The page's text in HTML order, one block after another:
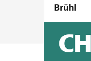
Brühl